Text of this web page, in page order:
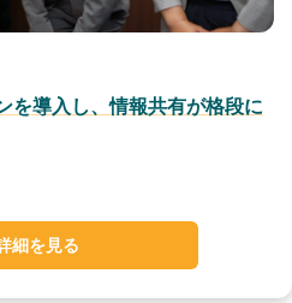
を導入し、情報共有が格段に
細を見る